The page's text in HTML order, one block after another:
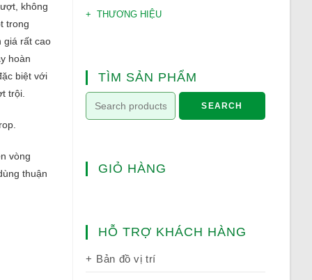
không
trong
giá rất cao
hoàn
biệt với
trội.
vòng
thuận
THƯƠNG HIỆU
TÌM SẢN PHẨM
SEARCH
GIỎ HÀNG
HỖ TRỢ KHÁCH HÀNG
Bản đồ vị trí